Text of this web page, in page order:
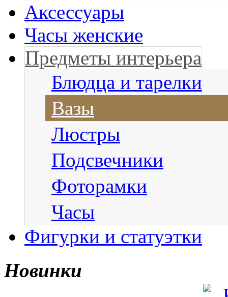
Аксессуары
Часы женские
Предметы интерьера
Блюдца и тарелки
Вазы
Люстры
Подсвечники
Фоторамки
Часы
Фигурки и статуэтки
Новинки